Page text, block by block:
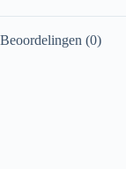
Beoordelingen (0)